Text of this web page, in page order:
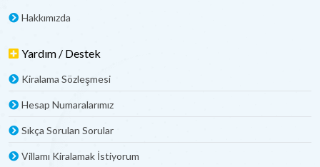
Hakkımızda
Yardım / Destek
Kiralama Sözleşmesi
Hesap Numaralarımız
Sıkça Sorulan Sorular
Villamı Kiralamak İstiyorum